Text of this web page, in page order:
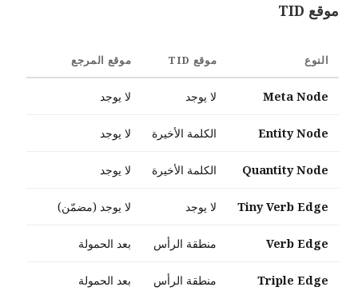
موقع TID
النوع موقع TID موقع المرجع
Meta Node لا يوجد لا يوجد
Entity Node الكلمة الأخيرة لا يوجد
Quantity Node الكلمة الأخيرة لا يوجد
Tiny Verb Edge لا يوجد لا يوجد (مضمّن)
Verb Edge منطقة الرأس بعد الحمولة
Triple Edge منطقة الرأس بعد الحمولة